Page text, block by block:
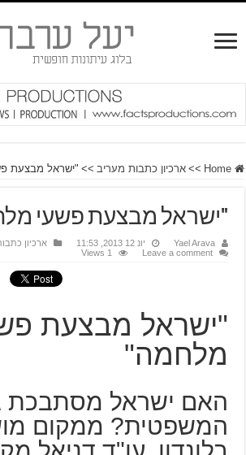
Home
>> ארכיון כתבות מעריב >> "ישראל מבצעת
"ישראל מבצעת פשעי
Yael Arava יונ 12 2013, 11:53
ארכיון
Leave a comment
1 Views
"ישראל מבצעת
מלחמה"
האם ישראל מסתבכת
המשפטית? ממקום